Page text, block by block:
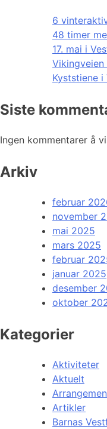
6
48 timer
17. mai i
Kyststiene i
Siste
Ingen kommentarer å
Arkiv
februar
november
mai 2025
mars 2025
februar
januar 2025
desember
oktober
Kategorier
Aktiviteter
Aktuelt
Artikler
Barnas